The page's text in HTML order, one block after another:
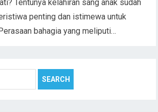
Tentunya kelahiran sang anak sudah
penting dan istimewa untuk
bahagia yang meliputi…